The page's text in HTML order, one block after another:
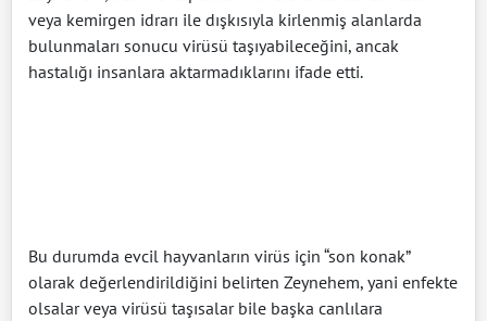
veya kemirgen idrarı ile dışkısıyla kirlenmiş alanlarda
bulunmaları sonucu virüsü taşıyabileceğini, ancak
hastalığı insanlara aktarmadıklarını ifade etti.
Bu durumda evcil hayvanların virüs için “son konak”
olarak değerlendirildiğini belirten Zeynehem, yani enfekte
olsalar veya virüsü taşısalar bile başka canlılara